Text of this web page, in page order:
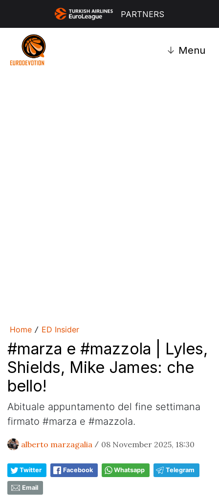
PARTNERS
↓ Menu
Home / ED Insider
#marza e #mazzola | Lyles,
Shields, Mike James: che
bello!
Abituale appuntamento del fine settimana
firmato #marza e #mazzola.
alberto marzagalia / 08 November 2025, 18:30
Twitter Facebook Whatsapp Telegram
Email